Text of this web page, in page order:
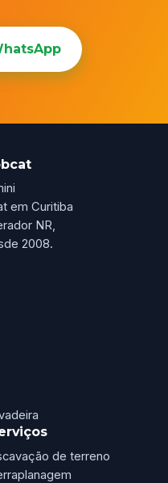
em Curitiba
NR,
2008.
de terreno